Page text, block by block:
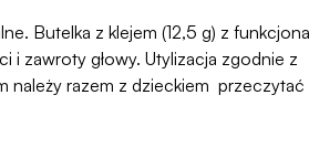
Butelka z klejem (12,5 g) z
i zawroty głowy. Utylizacja zgodnie z
należy razem z dzieckiem przeczytać